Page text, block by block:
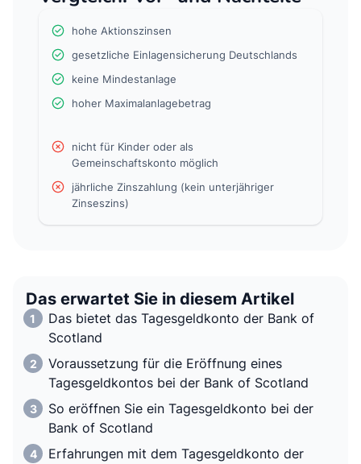
hohe Aktionszinsen
gesetzliche Einlagensicherung Deutschlands
keine Mindestanlage
hoher Maximalanlagebetrag
nicht für Kinder oder als
Gemeinschaftskonto möglich
jährliche Zinszahlung (kein unterjähriger
Zinseszins)
Das erwartet Sie in diesem Artikel
Das bietet das Tagesgeldkonto der Bank of
Scotland
Voraussetzung für die Eröffnung eines
Tagesgeldkontos bei der Bank of Scotland
So eröffnen Sie ein Tagesgeldkonto bei der
Bank of Scotland
Erfahrungen mit dem Tagesgeldkonto der